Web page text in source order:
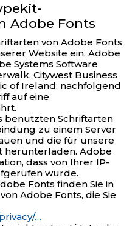
Adobe Fonts
von Adobe Fonts
Website ein. Adobe
Systems Software
Citywest Business
of Ireland; nachfolgend
auf eine
benutzten Schriftarten
zu einem Server
und die für unsere
herunterladen. Adobe
dass von Ihrer IP-
wurde.
Fonts finden Sie in
Adobe Fonts, die Sie
…